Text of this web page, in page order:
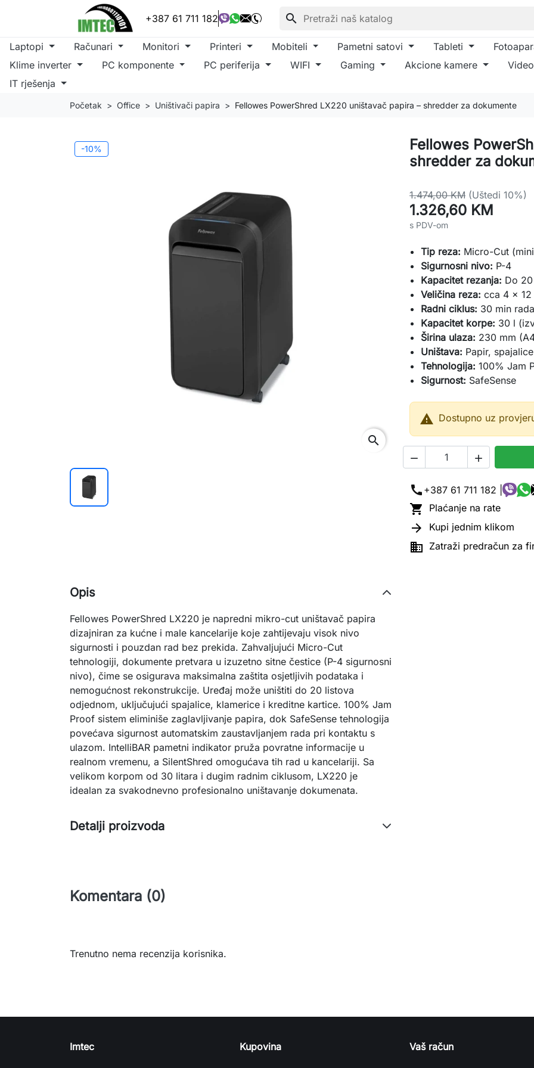
+387 61 711 182 search
Laptopi Računari Monitori Printeri Mobiteli Pametni satovi Tableti
Klime inverter
PC komponente PC periferija WIFI Gaming Akcione kamere
IT rješenja
Početak Office Uništivači papira Fellowes PowerShred LX220 uništavač papira – shredder za dokumente
-10%
search
Fellowes
shredder za
1.474,00 KM (Uštedi 10%)
1.326,60 KM
s PDV-om
Tip reza: Micro-Cut
Sigurnosni nivo: P-4
Kapacitet rezanja: Do
Veličina reza: cca 4 ×
Radni ciklus: 30 min
Kapacitet korpe: 30 l
Širina ulaza: 230 mm
Uništava: Papir,
Tehnologija: 100% Jam
Sigurnost: SafeSense
 Dostupno uz
 
call +387 61 711 182 |
 Plaćanje na rate
 Kupi jednim klikom
 Zatraži predračun za
Opis
Fellowes PowerShred LX220 je napredni mikro-cut uništavač papira
dizajniran za kućne i male kancelarije koje zahtijevaju visok nivo
sigurnosti i pouzdan rad bez prekida. Zahvaljujući Micro-Cut
tehnologiji, dokumente pretvara u izuzetno sitne čestice (P-4 sigurnosni
nivo), čime se osigurava maksimalna zaštita osjetljivih podataka i
nemogućnost rekonstrukcije. Uređaj može uništiti do 20 listova
odjednom, uključujući spajalice, klamerice i kreditne kartice. 100% Jam
Proof sistem eliminiše zaglavljivanje papira, dok SafeSense tehnologija
povećava sigurnost automatskim zaustavljanjem rada pri kontaktu s
ulazom. IntelliBAR pametni indikator pruža povratne informacije u
realnom vremenu, a SilentShred omogućava tih rad u kancelariji. Sa
velikom korpom od 30 litara i dugim radnim ciklusom, LX220 je
idealan za svakodnevno profesionalno uništavanje dokumenata.
Detalji proizvoda
Komentara (0)
Trenutno nema recenzija korisnika.
Imtec Kupovina Vaš račun